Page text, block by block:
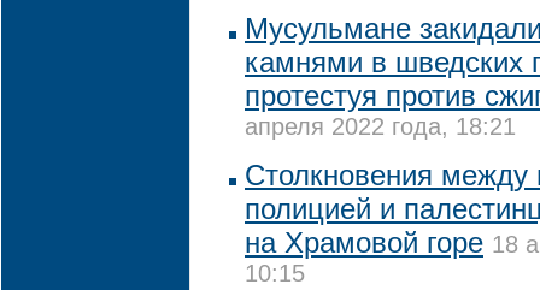
Мусульмане
камнями в шведских
протестуя против
апреля 2022 года, 18:21
Столкновения между
полицией и
на Храмовой горе 18
10:15